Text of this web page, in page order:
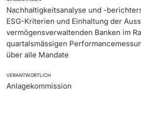
Nachhaltigkeitsanalyse und -
ESG-Kriterien und Einhaltung der
vermögensverwaltenden Banken im
quartalsmässigen
über alle Mandate
VERANTWORTLICH
Anlagekommission